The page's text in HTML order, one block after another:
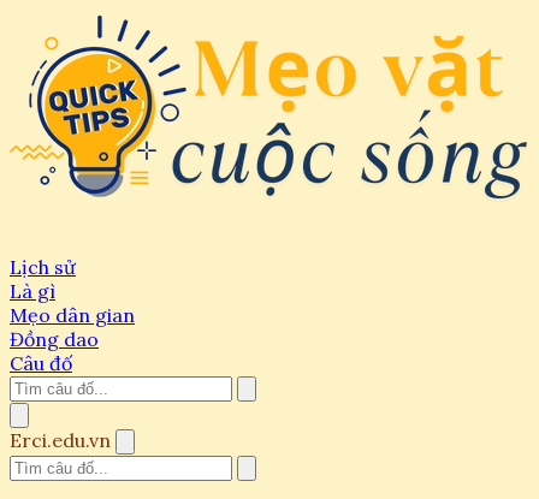
Lịch sử
Là gì
Mẹo dân gian
Đồng dao
Câu đố
Erci.edu.vn